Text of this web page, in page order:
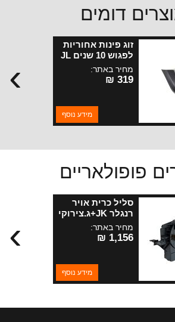
דומים
זוג פינות אחוריות
לפגוש 10 שנים JL
קצרות
מחיר באתר:
319 ₪
מידע נוסף
›
פופולאריים
סליל כרית אויר
רנגלר JK+ג.צירוקי
WK+ליברטי
מחיר באתר:
1,156 ₪
מידע נוסף
›